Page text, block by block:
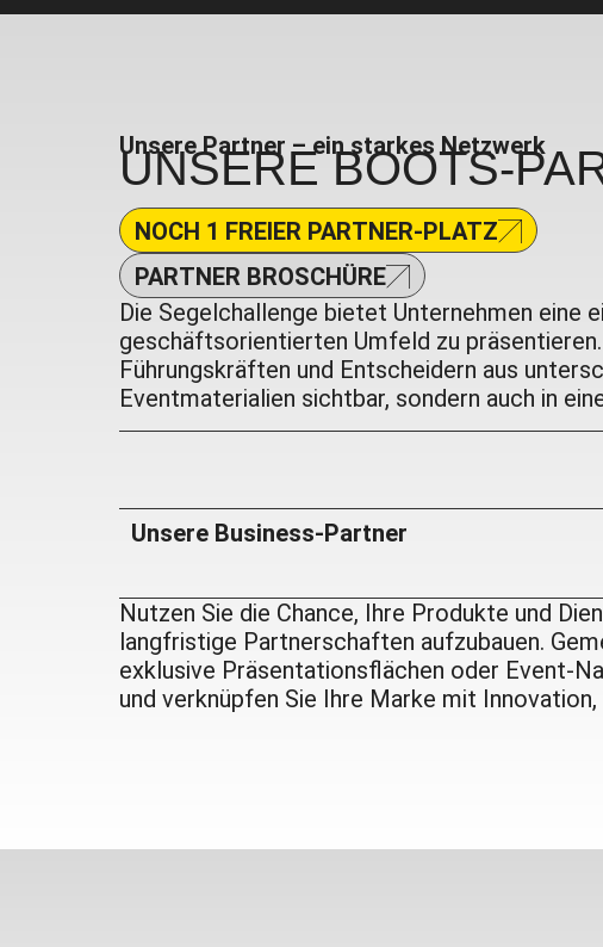
Unsere Partner – ein starkes Netzwerk
UNSEREBOOTS-
NOCH 1 FREIER PARTNER-PLATZ
PARTNER BROSCHÜRE
Die Segelchallenge bietet Unternehmen eine
geschäftsorientierten Umfeld zu
Führungskräften und Entscheidern aus
Eventmaterialien sichtbar, sondern auch in
Unsere Business-Partner
Nutzen Sie die Chance, Ihre Produkte und
langfristige Partnerschaften aufzubauen.
exklusive Präsentationsflächen oder Event-
und verknüpfen Sie Ihre Marke mit